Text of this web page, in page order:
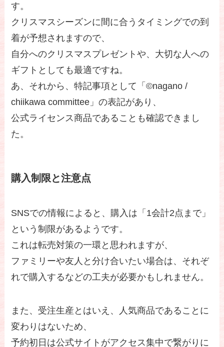
す。
クリスマスシーズンに間に合うタイミングでの到
着が予想されますので、
自分へのクリスマスプレゼントや、大切な人への
ギフトとしても最適ですね。
あ、それから、特記事項として「©nagano /
chiikawa committee」の表記があり、
公式ライセンス商品であることも確認できまし
た。
購入制限と注意点
SNSでの情報によると、購入は「1会計2点まで」
という制限があるようです。
これは転売対策の一環と思われますが、
ファミリーや友人と分け合いたい場合は、それぞ
れで購入するなどの工夫が必要かもしれません。
また、受注生産とはいえ、人気商品であることに
変わりはないため、
予約初日は公式サイトがアクセス集中で繋がりに